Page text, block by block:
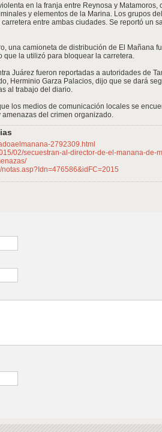
en la franja entre Reynosa y Matamoros,
y elementos de la Marina. Los grupos
entre ambas ciudades. Se reportó un
una camioneta de distribución de El Mañana
que la utilizó para bloquear la carretera.
Juárez fueron reportadas a autoridades de
Herminio Garza Palacios, dijo que se dará
al trabajo del diario.
los medios de comunicación locales se
del crimen organizado.
2792309.html
02/secuestran-al-director-de-el-manana-de-